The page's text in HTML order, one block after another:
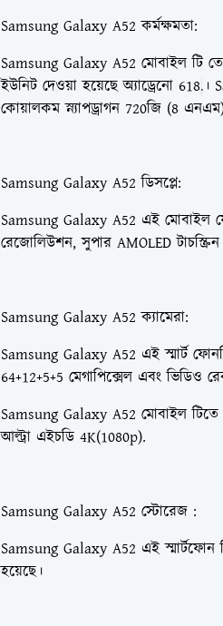
Samsung Galaxy A52 কর্মক্ষমতা:
Samsung Galaxy A52 মোবাইল টি
ইউনিট দেওয়া হয়েছেঅ্যাড্রেনো 618. ।
কোয়ালকম স্ন্যাপড্রাগন 720জি (8 এনএম)
Samsung Galaxy A52 ডিসপ্লে:
Samsung Galaxy A52 এই মোবাইল
রেজোলিউশন,সুপার AMOLED টাচস্ক্রিন
Samsung Galaxy A52 ক্যামেরা:
Samsung Galaxy A52 এই স্মার্ট
64+12+5+5 মেগাপিক্সেল এবং ভিডিও
Samsung Galaxy A52 মোবাইল টিতে
আল্ট্রা এইচডি 4K(1080p).
Samsung Galaxy A52 স্টোরেজ :
Samsung Galaxy A52 এই স্মার্টফোন
হয়েছে।